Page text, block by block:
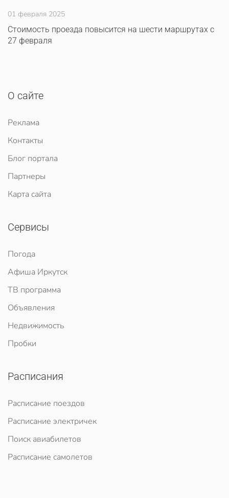
01 февраля 2025
Стоимость проезда повысится на шести маршрутах с
27 февраля
О сайте
Реклама
Контакты
Блог портала
Партнеры
Карта сайта
Сервисы
Погода
Афиша Иркутск
ТВ программа
Объявления
Недвижимость
Пробки
Расписания
Расписание поездов
Расписание электричек
Поиск авиабилетов
Расписание самолетов